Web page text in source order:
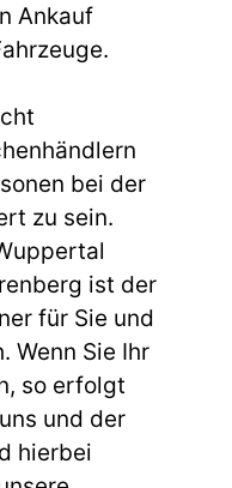
Ankauf
bei der
zu sein.
ist der
für Sie und
Wenn Sie Ihr
so erfolgt
und der
hierbei